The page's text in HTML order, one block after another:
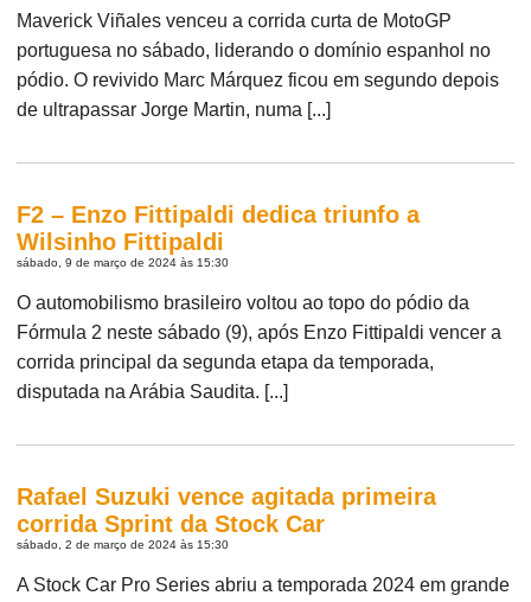
Maverick Viñales venceu a corrida curta de MotoGP
portuguesa no sábado, liderando o domínio espanhol no
pódio. O revivido Marc Márquez ficou em segundo depois
de ultrapassar Jorge Martin, numa [...]
F2 – Enzo Fittipaldi dedica triunfo a
Wilsinho Fittipaldi
sábado, 9 de março de 2024 às 15:30
O automobilismo brasileiro voltou ao topo do pódio da
Fórmula 2 neste sábado (9), após Enzo Fittipaldi vencer a
corrida principal da segunda etapa da temporada,
disputada na Arábia Saudita. [...]
Rafael Suzuki vence agitada primeira
corrida Sprint da Stock Car
sábado, 2 de março de 2024 às 15:30
A Stock Car Pro Series abriu a temporada 2024 em grande